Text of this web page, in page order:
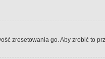
zresetowania go. Aby zrobić to